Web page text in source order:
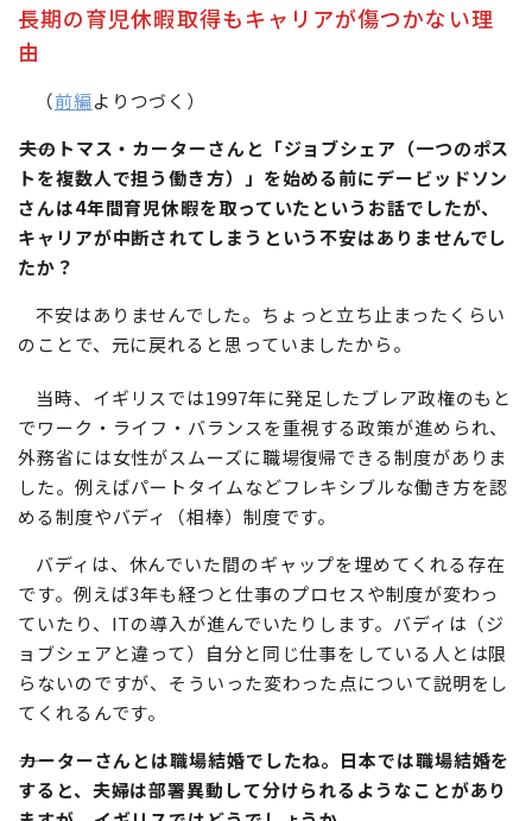
長期の育児休暇取得もキャリアが傷つかない理
由
（前編よりつづく）
夫のトマス・カーターさんと「ジョブシェア（一つのポス
トを複数人で担う働き方）」を始める前にデービッドソン
さんは4年間育児休暇を取っていたというお話でしたが、
キャリアが中断されてしまうという不安はありませんでし
たか？
不安はありませんでした。ちょっと立ち止まったくらい
のことで、元に戻れると思っていましたから。
当時、イギリスでは1997年に発足したブレア政権のもと
でワーク・ライフ・バランスを重視する政策が進められ、
外務省には女性がスムーズに職場復帰できる制度がありま
した。例えばパートタイムなどフレキシブルな働き方を認
める制度やバディ（相棒）制度です。
バディは、休んでいた間のギャップを埋めてくれる存在
です。例えば3年も経つと仕事のプロセスや制度が変わっ
ていたり、ITの導入が進んでいたりします。バディは（ジ
ョブシェアと違って）自分と同じ仕事をしている人とは限
らないのですが、そういった変わった点について説明をし
てくれるんです。